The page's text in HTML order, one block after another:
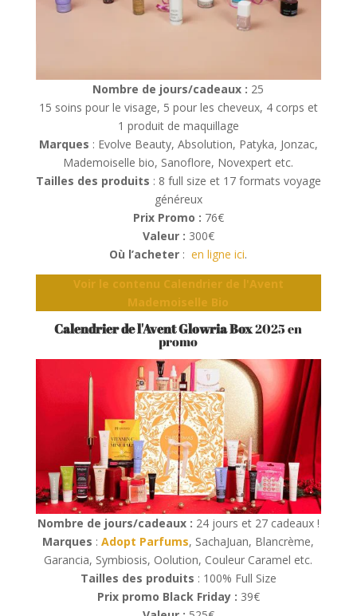
Nombre de jours/cadeaux : 25
15 soins pour le visage, 5 pour les cheveux, 4 corps et
1 produit de maquillage
Marques : Evolve Beauty, Absolution, Patyka, Jonzac,
Mademoiselle bio, Sanoflore, Novexpert etc.
Tailles des produits : 8 full size et 17 formats voyage
généreux
Prix Promo : 76€
Valeur : 300€
Où l’acheter :en ligne ici.
Voir le contenu Calendrier de l'Avent
Mademoiselle Bio
Calendrier de l'Avent Glowria Box2025 en
promo
Nombre de jours/cadeaux : 24 jours et 27 cadeaux !
Marques :Adopt Parfums, SachaJuan, Blancrème,
Garancia, Symbiosis, Oolution, Couleur Caramel etc.
Tailles des produits : 100% Full Size
Prix promo Black Friday : 39€